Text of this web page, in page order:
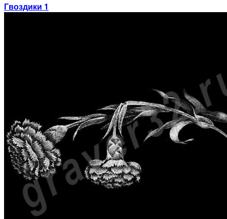
Гвоздики 1